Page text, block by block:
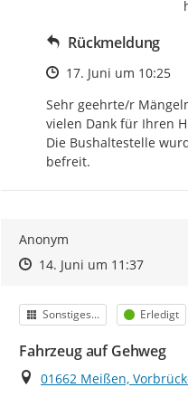
Rückmeldung
Zeitpunkt des
17. Juni um 10:25
Sehr geehrte/r
vielen Dank für Ihren
Die Bushaltestelle
befreit.
Anonym
Zeitpunkt des Erstellens
Zeitpunkt des Erstellens
14. Juni um 11:37Zur
Kategorie
Sonstiges... Status
Erledigt
Fahrzeug auf Gehweg
Ort
01662 Meißen,